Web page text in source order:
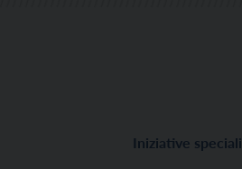
Iniziative speciali